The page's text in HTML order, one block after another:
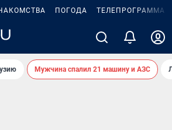
ПОГОДА ТЕЛЕПРОГРАММА
Мужчина спалил 21 машину и АЗС